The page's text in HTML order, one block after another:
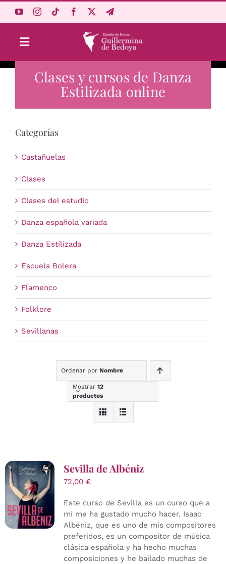
Toggle
Navigation
Aprende Online
Estudio
Carrito
Clases y cursos de Danza
Estilizada online
Categorías
Castañuelas
Clases
Clases del estudio
Danza española variada
Danza Estilizada
Escuela Bolera
Flamenco
Folklore
Sevillanas
Ordenar por Nombre
Mostrar 12
productos
Sevilla de Albéniz
72,00 €
Este curso de Sevilla es un curso que a
mí me ha gustado mucho hacer. Isaac
Albéniz, que es uno de mis compositores
preferidos, es un compositor de música
clásica española y ha hecho muchas
composiciones y he bailado muchas de